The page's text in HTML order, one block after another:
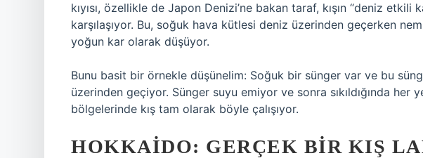
kıyısı, özellikle de Japon Denizi’ne bakan taraf, kışın “deniz
karşılaşıyor. Bu, soğuk hava kütlesi deniz üzerinden geçerken
yoğun kar olarak düşüyor.
Bunu basit bir örnekle düşünelim: Soğuk bir sünger var ve bu
üzerinden geçiyor. Sünger suyu emiyor ve sonra sıkıldığında her
bölgelerinde kış tam olarak böyle çalışıyor.
HOKKAIDO: GERÇEK BIR KIŞ